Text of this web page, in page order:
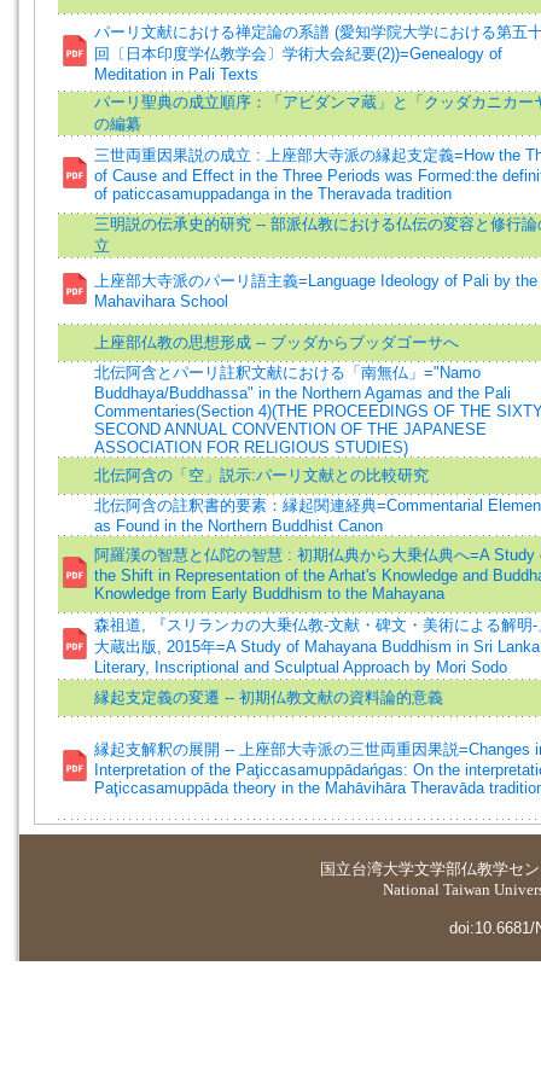
パーリ文献における禅定論の系譜 (愛知学院大学における第五
回〔日本印度学仏教学会〕学術大会紀要(2))=Genealogy of
Meditation in Pali Texts
パーリ聖典の成立順序：「アビダンマ蔵」と「クッダカニカー
の編纂
三世両重因果説の成立 : 上座部大寺派の縁起支定義=How the
of Cause and Effect in the Three Periods was Formed:the
of paticcasamuppadanga in the Theravada tradition
三明説の伝承史的研究 -- 部派仏教における仏伝の変容と修行論
立
上座部大寺派のパーリ語主義=Language Ideology of Pali by the
Mahavihara School
上座部仏教の思想形成 -- ブッダからブッダゴーサへ
北伝阿含とパーリ註釈文献における「南無仏」="Namo
Buddhaya/Buddhassa" in the Northern Agamas and the Pali
Commentaries(Section 4)(THE PROCEEDINGS OF THE
SECOND ANNUAL CONVENTION OF THE JAPANESE
ASSOCIATION FOR RELIGIOUS STUDIES)
北伝阿含の「空」説示:パーリ文献との比較研究
北伝阿含の註釈書的要素：縁起関連経典=Commentarial
as Found in the Northern Buddhist Canon
阿羅漢の智慧と仏陀の智慧 : 初期仏典から大乗仏典へ=A Study
the Shift in Representation of the Arhat's Knowledge and
Knowledge from Early Buddhism to the Mahayana
森祖道, 『スリランカの大乗仏教-文献・碑文・美術による解明-
大蔵出版, 2015年=A Study of Mahayana Buddhism in Sri
Literary, Inscriptional and Sculptual Approach by Mori Sodo
縁起支定義の変遷 -- 初期仏教文献の資料論的意義
縁起支解釈の展開 -- 上座部大寺派の三世両重因果説=Changes
Interpretation of the Paţiccasamuppādańgas: On the
Paţiccasamuppāda theory in the Mahāvihāra Theravāda
国立台湾大学文学部仏教学セ
National Taiwan
doi:10.6681/